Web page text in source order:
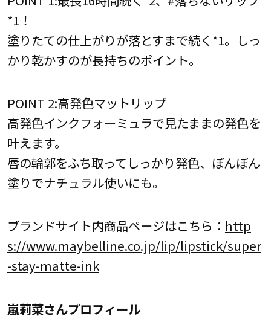
*1！
塗りたての仕上がりが落とすまで続く*1。しっ
かり乾かすのが長持ちのポイント。
POINT 2:高発色マットリップ
高発色インクフォーミュラで見たままの発色を
叶えます。
唇の輪郭をふち取ってしっかり発色、ぽんぽん
塗りでナチュラル使いにも。
ブランドサイト内商品ページはこちら： http
s://www.maybelline.co.jp/lip/lipstick/super
-stay-matte-ink
嵐莉菜さんプロフィール